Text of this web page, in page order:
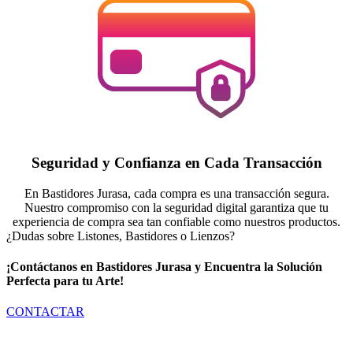
Seguridad y Confianza en Cada Transacción
En Bastidores Jurasa, cada compra es una transacción segura.
Nuestro compromiso con la seguridad digital garantiza que tu
experiencia de compra sea tan confiable como nuestros productos.
¿Dudas sobre Listones, Bastidores o Lienzos?
¡Contáctanos en Bastidores Jurasa y Encuentra la Solución
Perfecta para tu Arte!
CONTACTAR